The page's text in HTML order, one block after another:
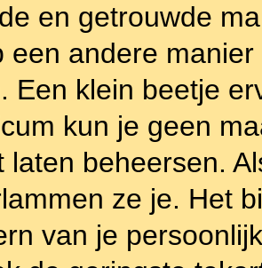
en getrouwde
een andere
Een klein beetje
kun je geen
laten beheersen.
ze je. Het
van je